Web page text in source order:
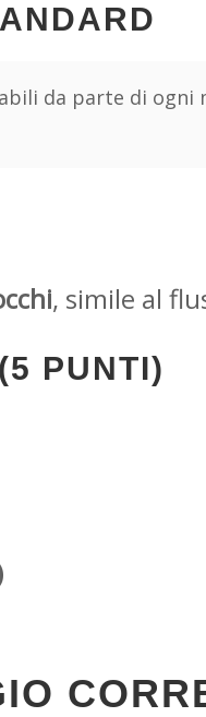
da parte di ogni
, simile al
PUNTI)